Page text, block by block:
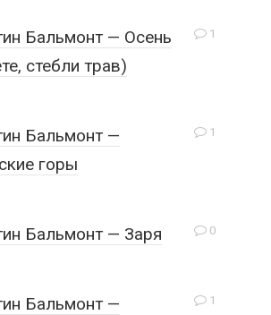
1
Бальмонт — Осень
стебли трав)
1
Бальмонт —
горы
0
Бальмонт — Заря
1
Бальмонт —